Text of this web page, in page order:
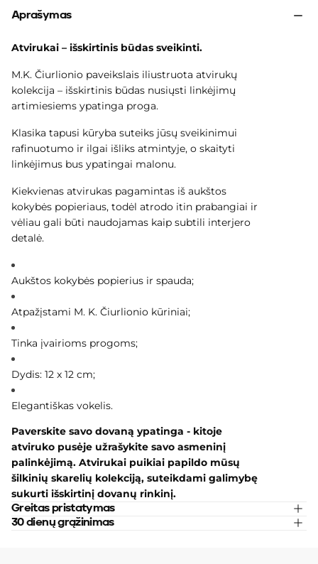
Aprašymas
Atvirukai – išskirtinis būdas sveikinti.
M.K. Čiurlionio paveikslais iliustruota atvirukų
kolekcija – išskirtinis būdas nusiųsti linkėjimų
artimiesiems ypatinga proga.
Klasika tapusi kūryba suteiks jūsų sveikinimui
rafinuotumo ir ilgai išliks atmintyje, o skaityti
linkėjimus bus ypatingai malonu.
Kiekvienas atvirukas pagamintas iš aukštos
kokybės popieriaus, todėl atrodo itin prabangiai ir
vėliau gali būti naudojamas kaip subtili interjero
detalė.
Aukštos kokybės popierius ir spauda;
Atpažįstami M. K. Čiurlionio kūriniai;
Tinka įvairioms progoms;
Dydis: 12 x 12 cm;
Elegantiškas vokelis.
Paverskite savo dovaną ypatinga - kitoje
atviruko pusėje užrašykite savo asmeninį
palinkėjimą. Atvirukai puikiai papildo mūsų
šilkinių skarelių kolekciją, suteikdami galimybę
sukurti išskirtinį dovanų rinkinį.
Greitas pristatymas
30 dienų grąžinimas